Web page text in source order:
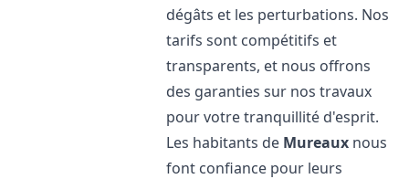
dégâts et les perturbations. Nos
tarifs sont compétitifs et
transparents, et nous offrons
des garanties sur nos travaux
pour votre tranquillité d'esprit.
Les habitants de Mureaux nous
font confiance pour leurs